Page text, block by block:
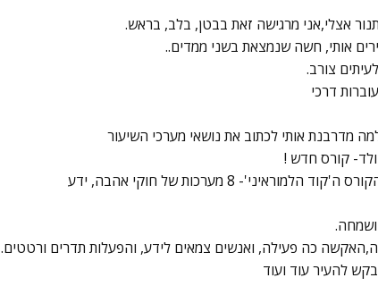
אצלי,אני מרגישה זאת בבטן, בלב, בראש.
אותי, חשה שנמצאת בשני ממדים..
צורב.
דרכי
מדרבנת אותי לכתוב את נושאי מערכי השיעור
קורס חדש !
8 מערכות של חוקי אהבה, ידע
כה פעילה, ואנשים צמאים לידע, והפעלות תדרים ורטטים.
להעיר עוד ועוד